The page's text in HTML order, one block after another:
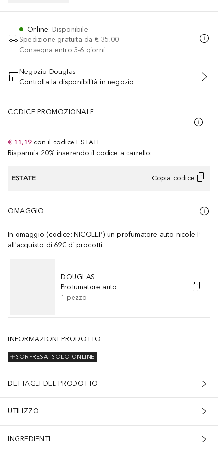
Online: Disponibile
Spedizione gratuita da € 35,00
Consegna entro 3-6 giorni
AGGIUNGI AL CARRELLO
Negozio Douglas
Controlla la disponibilità in negozio
CODICE PROMOZIONALE
€ 11,19 con il codice ESTATE
Risparmia 20% inserendo il codice a carrello:
ESTATE Copia codice
OMAGGIO
In omaggio (codice: NICOLEP) un profumatore auto nicole P
all'acquisto di 69€ di prodotti.
DOUGLAS
Profumatore auto
1 pezzo
INFORMAZIONI PRODOTTO
SOLO ONLINE
SORPRESA
DETTAGLI DEL PRODOTTO
UTILIZZO
INGREDIENTI